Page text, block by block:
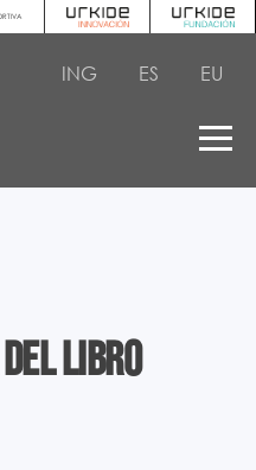
ING ES EU
del libro